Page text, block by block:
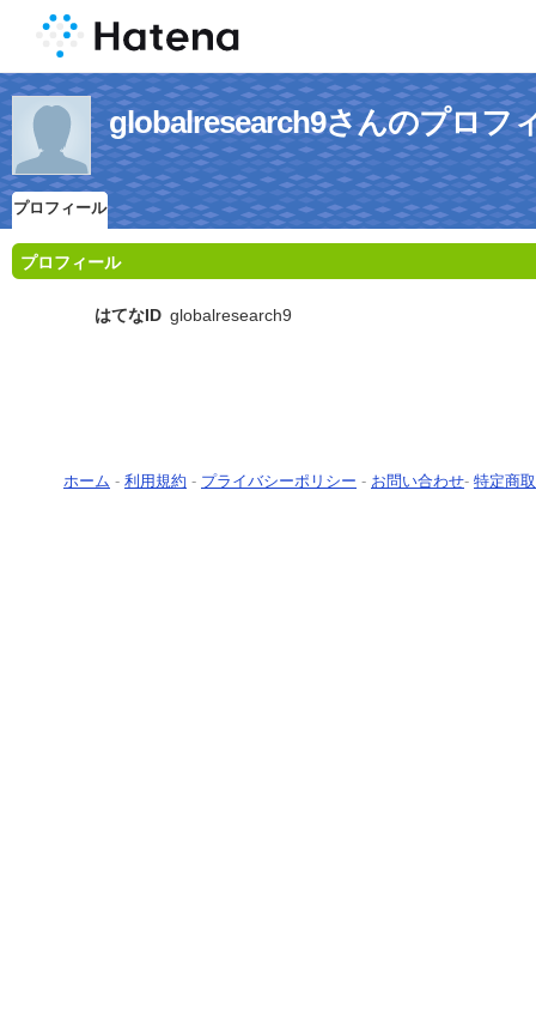
globalresearch9さんのプロフ
プロフィール
プロフィール
はてなID globalresearch9
ホーム - 利用規約 - プライバシーポリシー - お問い合わせ- 特定商